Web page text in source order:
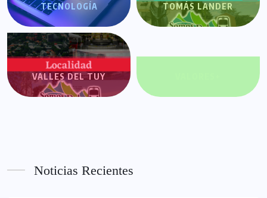
TECNOLOGÍA TOMÁS LANDER
VALLES DEL TUY
Noticias Recientes